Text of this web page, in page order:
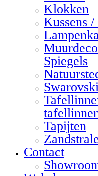
Klokken
Kussens
Spiegels
Tapijten
Contact